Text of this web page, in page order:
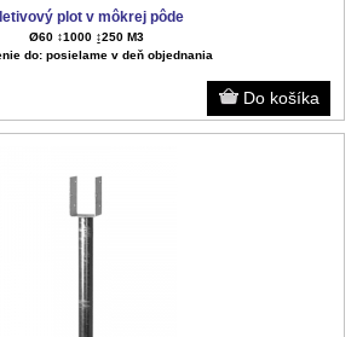
plot v môkrej pôde
Ø60 ↕️1000 ↨250 M3
do: posielame v deň objednania